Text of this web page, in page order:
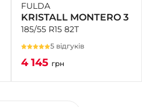
FULDA
KRISTALL MONTERO 3
185/55 R15 82T
5 відгуків
4 145 грн